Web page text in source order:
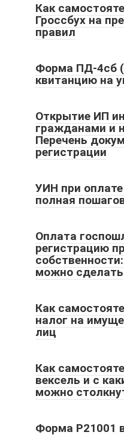
Как
Гроссбух на
правил
Форма ПД-4сб
квитанцию на
Открытие ИП
гражданами и
Перечень
регистрации
УИН при
полная
Оплата
регистрацию
можно сделать
Как
налог на
лиц
Как
вексель и с
можно
Форма Р21001